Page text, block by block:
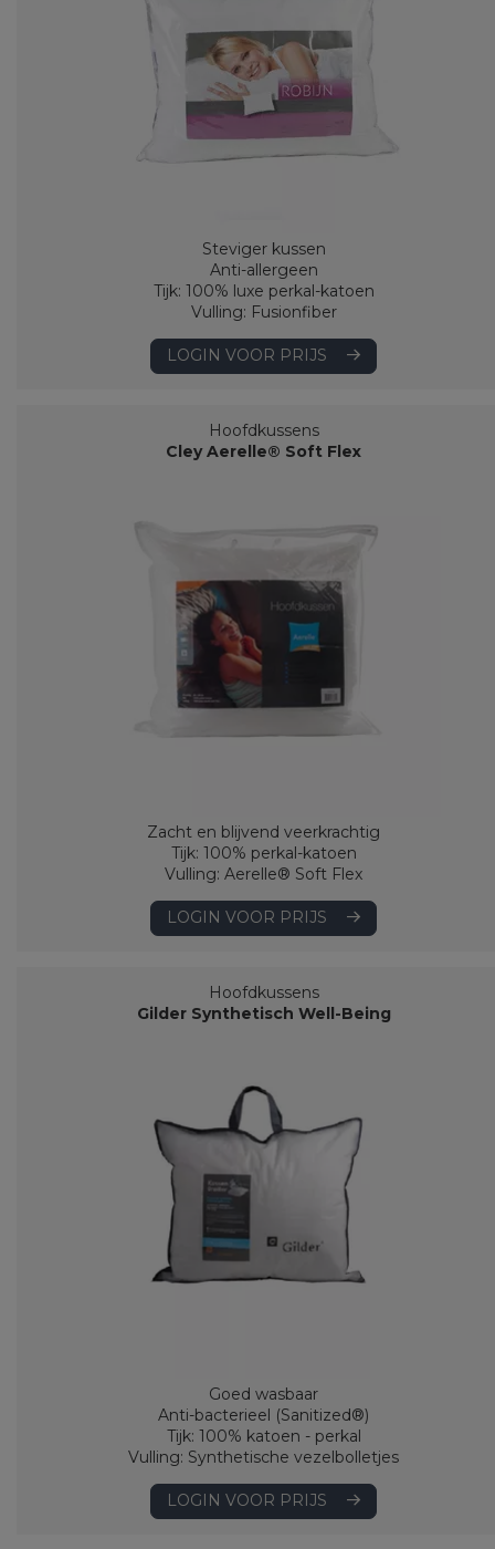
Steviger kussen
Anti-allergeen
Tijk: 100% luxe perkal-katoen
Vulling: Fusionfiber
LOGIN VOOR PRIJS
Hoofdkussens
Cley Aerelle® Soft Flex
Zacht en blijvend veerkrachtig
Tijk: 100% perkal-katoen
Vulling: Aerelle® Soft Flex
LOGIN VOOR PRIJS
Hoofdkussens
Gilder Synthetisch Well-Being
Goed wasbaar
Anti-bacterieel (Sanitized®)
Tijk: 100% katoen - perkal
Vulling: Synthetische vezelbolletjes
LOGIN VOOR PRIJS